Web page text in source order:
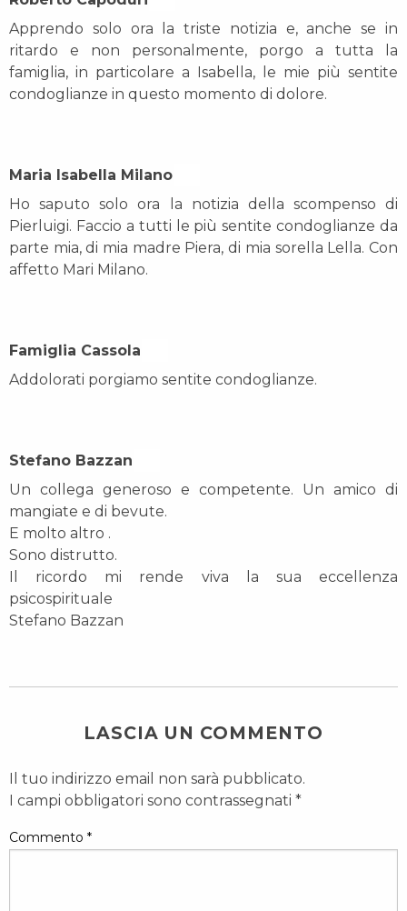
Apprendo solo ora la triste notizia e, anche se in
ritardo e non personalmente, porgo a tutta la
famiglia, in particolare a Isabella, le mie più sentite
condoglianze in questo momento di dolore.
Maria Isabella Milano On
Ho saputo solo ora la notizia della scompenso di
Pierluigi. Faccio a tutti le più sentite condoglianze da
parte mia, di mia madre Piera, di mia sorella Lella. Con
affetto Mari Milano.
Famiglia Cassola On
Addolorati porgiamo sentite condoglianze.
Stefano Bazzan On
Un collega generoso e competente. Un amico di
mangiate e di bevute.
E molto altro .
Sono distrutto.
Il ricordo mi rende viva la sua eccellenza
psicospirituale
Stefano Bazzan
LASCIA UN COMMENTO
Il tuo indirizzo email non sarà pubblicato.
I campi obbligatori sono contrassegnati *
Commento *